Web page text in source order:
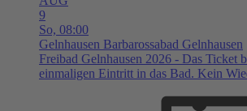
9
So, 08:00
Gelnhausen Barbarossabad Gelnhausen
Freibad Gelnhausen 2026 - Das Ticket
einmaligen Eintritt in das Bad. Kein